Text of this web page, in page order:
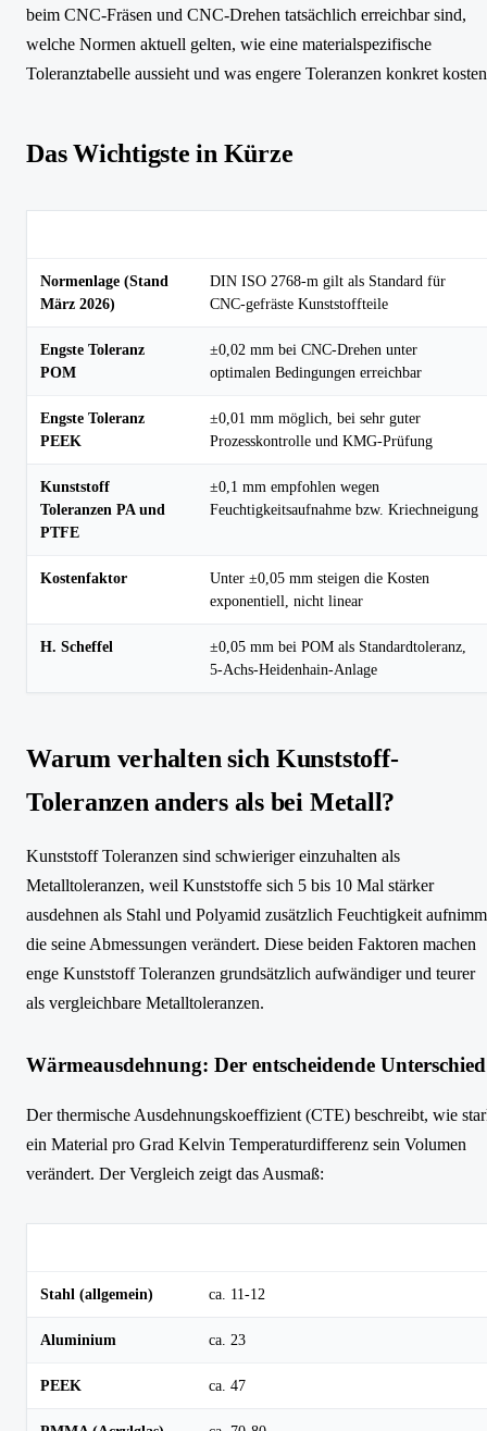
beim CNC-Fräsen und CNC-Drehen tatsächlich erreichbar sind,
welche Normen aktuell gelten, wie eine materialspezifische
Toleranztabelle aussieht und was engere Toleranzen konkret
Das Wichtigste in Kürze
Normenlage (Stand
März 2026)
DIN ISO 2768-m gilt als Standard für
CNC-gefräste Kunststoffteile
Engste Toleranz
POM
±0,02 mm bei CNC-Drehen unter
optimalen Bedingungen erreichbar
Engste Toleranz
PEEK
±0,01 mm möglich, bei sehr guter
Prozesskontrolle und KMG-Prüfung
Kunststoff
Toleranzen PA und
PTFE
±0,1 mm empfohlen wegen
Feuchtigkeitsaufnahme bzw. Kriechneigung
Kostenfaktor
Unter ±0,05 mm steigen die Kosten
exponentiell, nicht linear
H. Scheffel
±0,05 mm bei POM als Standardtoleranz,
5-Achs-Heidenhain-Anlage
Warum verhalten sich Kunststoff-
Toleranzen anders als bei Metall?
Kunststoff Toleranzen sind schwieriger einzuhalten als
Metalltoleranzen, weil Kunststoffe sich 5 bis 10 Mal stärker
ausdehnen als Stahl und Polyamid zusätzlich Feuchtigkeit
die seine Abmessungen verändert. Diese beiden Faktoren machen
enge Kunststoff Toleranzen grundsätzlich aufwändiger und teurer
als vergleichbare Metalltoleranzen.
Wärmeausdehnung: Der entscheidende Unterschied
Der thermische Ausdehnungskoeffizient (CTE) beschreibt, wie
ein Material pro Grad Kelvin Temperaturdifferenz sein Volumen
verändert. Der Vergleich zeigt das Ausmaß:
Stahl (allgemein) ca. 11-12
Aluminium ca. 23
PEEK ca. 47